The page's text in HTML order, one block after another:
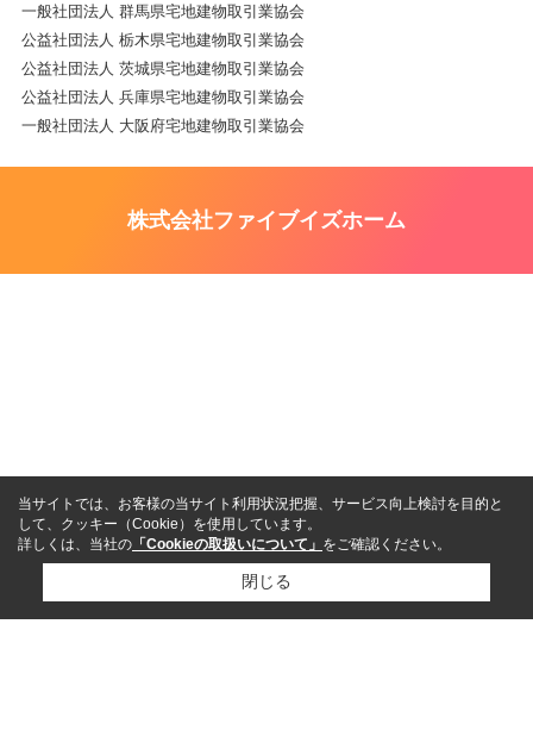
一般社団法人 群馬県宅地建物取引業協会
公益社団法人 栃木県宅地建物取引業協会
公益社団法人 茨城県宅地建物取引業協会
公益社団法人 兵庫県宅地建物取引業協会
一般社団法人 大阪府宅地建物取引業協会
株式会社ファイブイズホーム
当サイトでは、お客様の当サイト利用状況把握、サービス向上検討を目的と
して、クッキー（Cookie）を使用しています。
詳しくは、当社の 「Cookieの取扱いについて」 をご確認ください。
閉じる